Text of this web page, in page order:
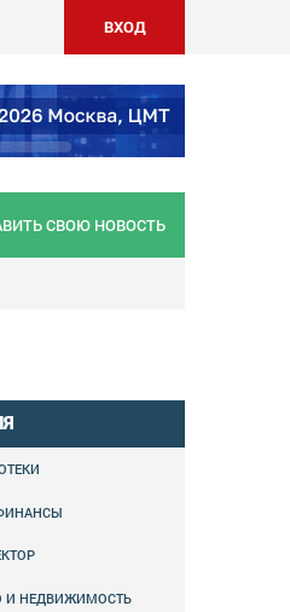
ВХОД
СВОЮ НОВОСТЬ
И НЕДВИЖИМОСТЬ